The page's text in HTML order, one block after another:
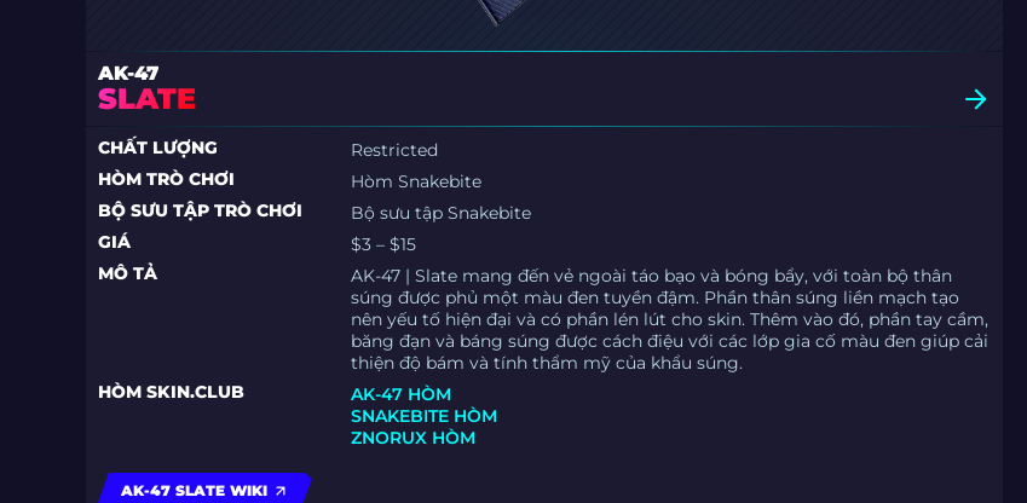
AK-47
SLATE
CHẤT LƯỢNG
Restricted
HÒM TRÒ CHƠI
Hòm Snakebite
BỘ SƯU TẬP TRÒ CHƠI
Bộ sưu tập Snakebite
GIÁ
$3 – $15
MÔ TẢ
AK-47 | Slate mang đến vẻ ngoài táo bạo và bóng bẩy, với toàn bộ thân
súng được phủ một màu đen tuyền đậm. Phần thân súng liền mạch tạo
nên yếu tố hiện đại và có phần lén lút cho skin. Thêm vào đó, phần tay cầm,
băng đạn và báng súng được cách điệu với các lớp gia cố màu đen giúp cải
thiện độ bám và tính thẩm mỹ của khẩu súng.
HÒM SKIN.CLUB
AK-47 HÒM
SNAKEBITE HÒM
ZNORUX HÒM
AK-47 SLATE WIKI